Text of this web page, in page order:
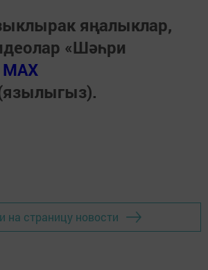
яңалыклар,
«Шәһри
MAX
на страницу новости